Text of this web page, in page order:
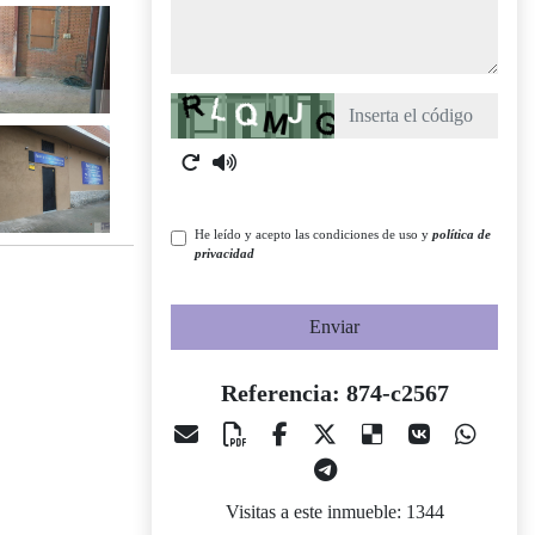
Captcha
He leído y acepto las condiciones de uso y política de
privacidad
Enviar
Referencia: 874-c2567
Visitas a este inmueble: 1344